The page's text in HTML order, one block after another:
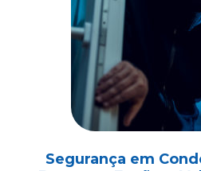
Segurança em
Recentes Expõem
Reforçam
Adolescente de 17 anos
recente caso de um